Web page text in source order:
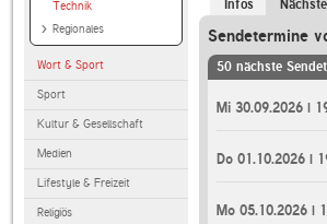
Technik
Regionales
Wort & Sport
Sport
Kultur & Gesellschaft
Medien
Lifestyle & Freizeit
Religiös
Infos
Sendetermine
50 nächste
Mi 30.09.2026 |
Do 01.10.2026 |
Mo 05.10.2026 |